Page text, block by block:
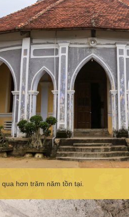
hơn trăm năm tồn tại.